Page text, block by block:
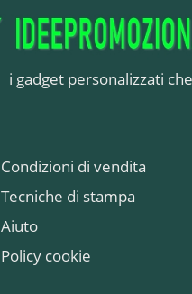
i gadget personalizzati
Condizioni di vendita
Tecniche di stampa
Aiuto
Policy cookie